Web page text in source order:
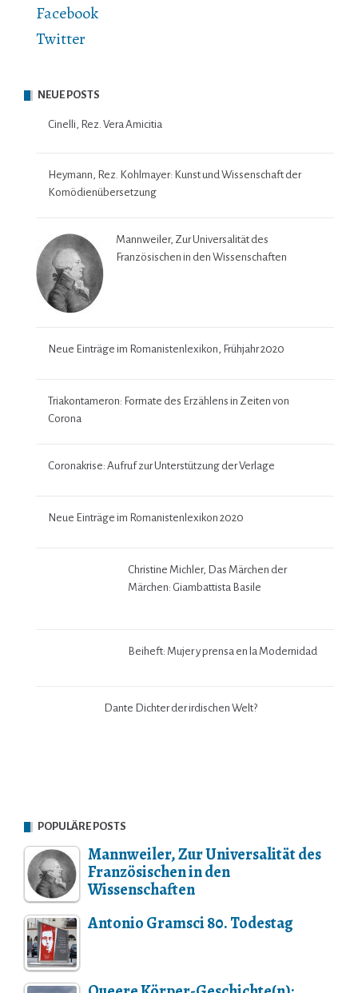
Facebook
Twitter
NEUE POSTS
Cinelli, Rez. Vera Amicitia
Heymann, Rez. Kohlmayer: Kunst und Wissenschaft der
Komödienübersetzung
Mannweiler, Zur Universalität des
Französischen in den Wissenschaften
Neue Einträge im Romanistenlexikon, Frühjahr 2020
Triakontameron: Formate des Erzählens in Zeiten von
Corona
Coronakrise: Aufruf zur Unterstützung der Verlage
Neue Einträge im Romanistenlexikon 2020
Christine Michler, Das Märchen der Märchen: Giambattista
Antonio Gramsci 80. Todestag
Queere Körper-Geschichte(n):
Mathieu Riboulet (Chr. Behrens)
Der Mai 68 der Schriftsteller in